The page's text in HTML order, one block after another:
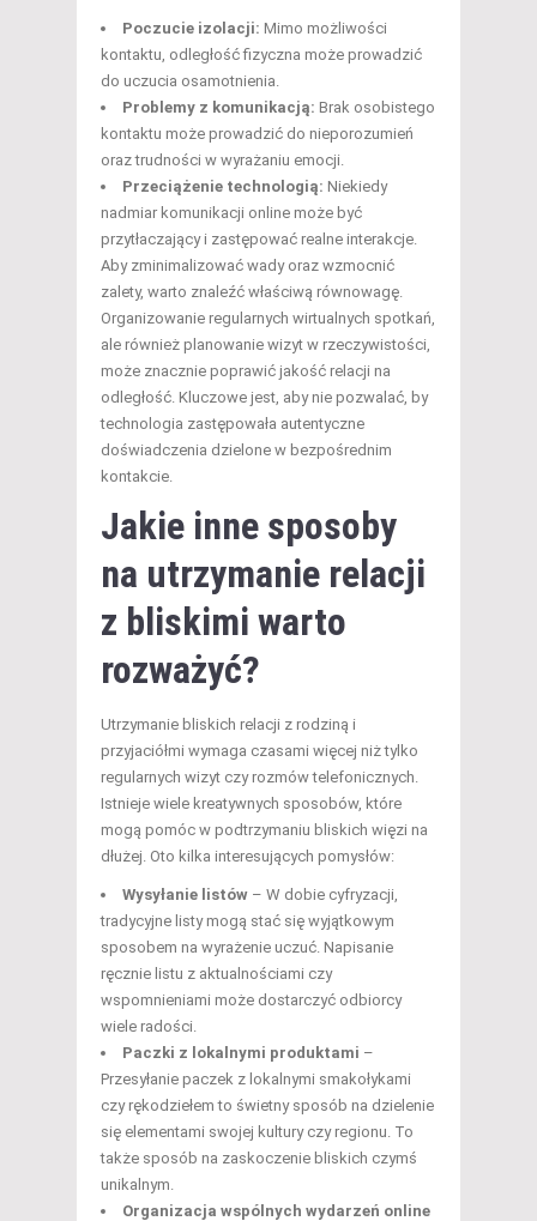
Poczucie izolacji: Mimo możliwości
kontaktu, odległość fizyczna może prowadzić
do uczucia osamotnienia.
Problemy z komunikacją: Brak osobistego
kontaktu może prowadzić do nieporozumień
oraz trudności w wyrażaniu emocji.
Przeciążenie technologią: Niekiedy
nadmiar komunikacji online może być
przytłaczający i zastępować realne interakcje.
Aby zminimalizować wady oraz wzmocnić
zalety, warto znaleźć właściwą równowagę.
Organizowanie regularnych wirtualnych spotkań,
ale również planowanie wizyt w rzeczywistości,
może znacznie poprawić jakość relacji na
odległość. Kluczowe jest, aby nie pozwalać, by
technologia zastępowała autentyczne
doświadczenia dzielone w bezpośrednim
kontakcie.
Jakie inne sposoby
na utrzymanie relacji
z bliskimi warto
rozważyć?
Utrzymanie bliskich relacji z rodziną i
przyjaciółmi wymaga czasami więcej niż tylko
regularnych wizyt czy rozmów telefonicznych.
Istnieje wiele kreatywnych sposobów, które
mogą pomóc w podtrzymaniu bliskich więzi na
dłużej. Oto kilka interesujących pomysłów:
Wysyłanie listów – W dobie cyfryzacji,
tradycyjne listy mogą stać się wyjątkowym
sposobem na wyrażenie uczuć. Napisanie
ręcznie listu z aktualnościami czy
wspomnieniami może dostarczyć odbiorcy
wiele radości.
Paczki z lokalnymi produktami –
Przesyłanie paczek z lokalnymi smakołykami
czy rękodziełem to świetny sposób na dzielenie
się elementami swojej kultury czy regionu. To
także sposób na zaskoczenie bliskich czymś
unikalnym.
Organizacja wspólnych wydarzeń online